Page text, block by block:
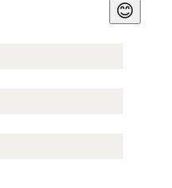
😊